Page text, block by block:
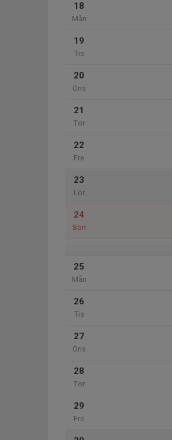
18
Mån
19
Tis
20
Ons
21
Tor
22
Fre
23
Lör
24
Sön
25
Mån
26
Tis
27
Ons
28
Tor
29
Fre